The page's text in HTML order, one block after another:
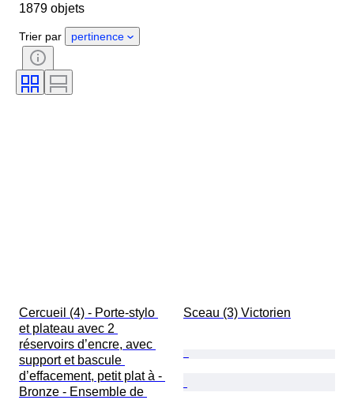
Pays d’origine
Genre
État
Certificat
Signature
Mouvement de montre
1879 objets
Trier par pertinence
Cercueil (4) - Porte-stylo
et plateau avec 2
réservoirs d’encre, avec
support et bascule
d’effacement, petit plat à -
Bronze - Ensemble de
Sceau (3) Victorien